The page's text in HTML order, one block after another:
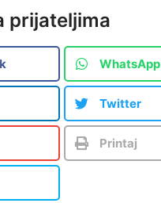
prijateljima
WhatsApp
Twitter
Printaj